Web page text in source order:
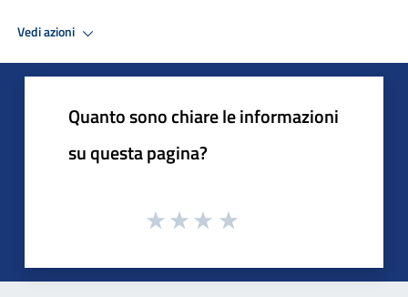
Vedi azioni
Quanto sono chiare le informazioni
su questa pagina?